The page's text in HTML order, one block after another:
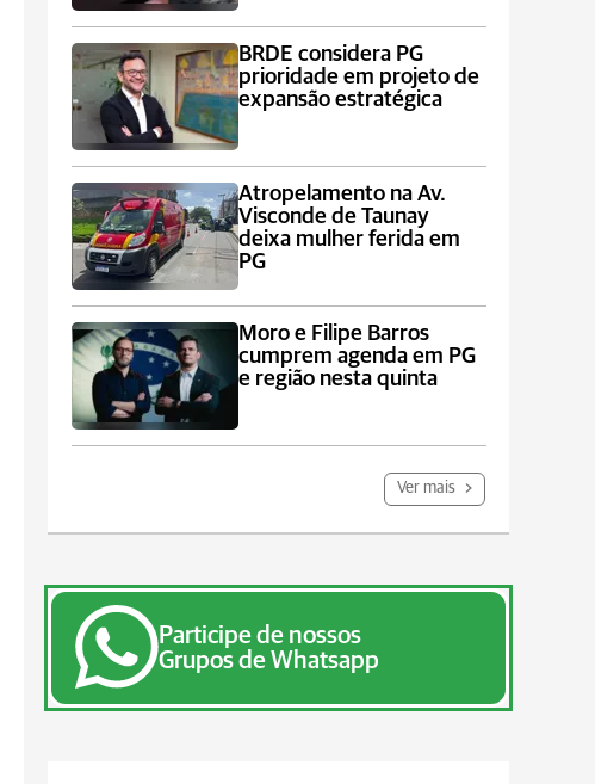
BRDE considera PG
prioridade em projeto de
expansão estratégica
Atropelamento na Av.
Visconde de Taunay
deixa mulher ferida em
PG
Moro e Filipe Barros
cumprem agenda em PG
e região nesta quinta
Ver mais
Participe de nossos
Grupos de Whatsapp